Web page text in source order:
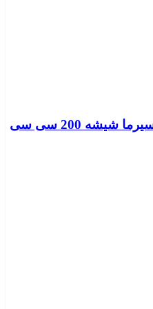
آب گازدار با طعم لیمو سیرما شیشه 200 سی سی